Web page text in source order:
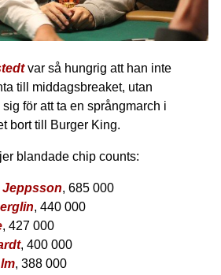
var så hungrig att han inte
till middagsbreaket, utan
sig för att ta en språngmarch i
bort till Burger King.
blandade chip counts:
, 685 000
, 440 000
, 427 000
, 400 000
, 388 000